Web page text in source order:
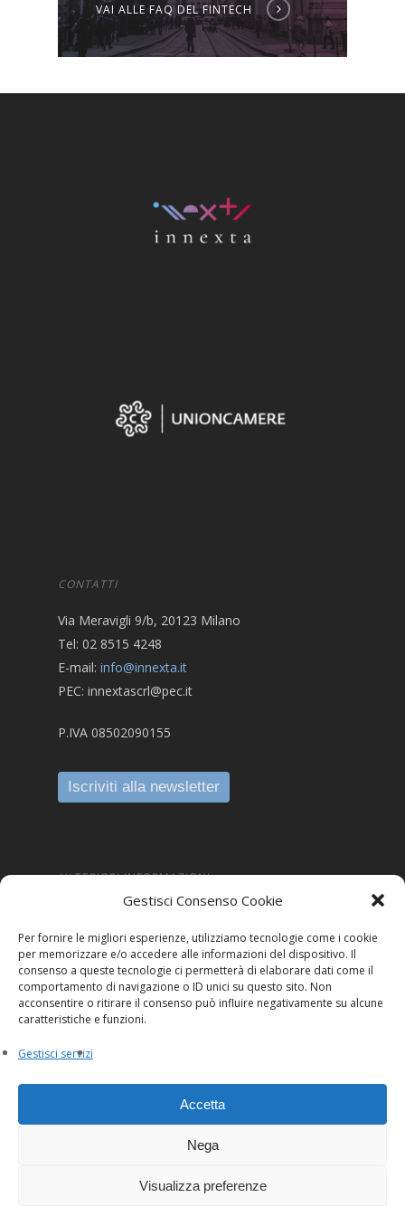
Gestisci Consenso Cookie
Per fornire le migliori esperienze, utilizziamo tecnologie come i cookie
per memorizzare e/o accedere alle informazioni del dispositivo. Il
consenso a queste tecnologie ci permetterà di elaborare dati come il
comportamento di navigazione o ID unici su questo sito. Non
acconsentire o ritirare il consenso può influire negativamente su alcune
caratteristiche e funzioni.
Gestisci servizi
Accetta
Nega
Visualizza preferenze
VAI ALLE FAQ DEL FINTECH
CONTATTI
Via Meravigli 9/b, 20123 Milano
Tel: 02 8515 4248
E-mail: info@innexta.it
PEC: innextascrl@pec.it
P.IVA 08502090155
ULTERIORI INFORMAZIONI
Informativa Privacy
Cookie Policy
Whistleblowing
© 2026 Innexta scrl. Tutti i diritti riservati